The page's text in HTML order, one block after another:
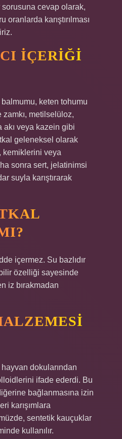
sorusuna cevap olarak,
oranlarda karıştırılması
IÇERIĞI
balmumu, keten tohumu
zamkı, metilselüloz,
akı veya kazein gibi
geleneksel olarak
kemiklerini veya
sonra sert, jelatinimsi
suyla karıştırarak
içermez. Su bazlıdır
özelliği sayesinde
iz bırakmadan
dokularından
ifade ederdi. Bu
bağlanmasına izin
karışımlara
sentetik kauçuklar
kullanılır.